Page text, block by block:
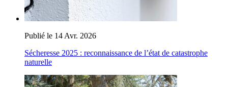
Publié le 14 Avr. 2026
Sécheresse 2025 : reconnaissance de l’état de catastrophe
naturelle